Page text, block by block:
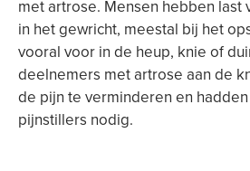
met artrose. Mensen hebben last
in het gewricht, meestal bij het
vooral voor in de heup, knie of
deelnemers met artrose aan de
de pijn te verminderen en
pijnstillers nodig.